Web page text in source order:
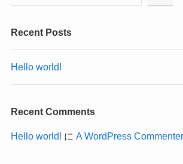
Recent Posts
Hello world!
Recent Comments
Hello world! に A WordPress Commenter